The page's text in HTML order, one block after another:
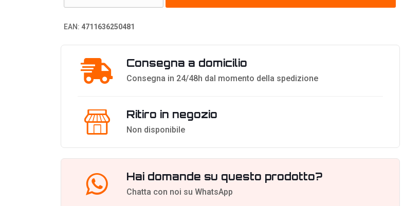
IV
360
ARGB
Cooler
schermo
AMOLED
EAN: 4711636250481
Consegna a domicilio
Consegna in 24/48h dal momento della spedizione
Ritiro in negozio
Non disponibile
Hai domande su questo prodotto?
Chatta con noi su WhatsApp